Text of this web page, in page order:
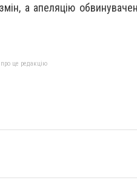
а апеляцію
це редакцію